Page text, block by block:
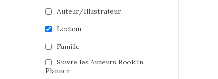
Auteur/Illustrateur
Lecteur
Famille
Suivre les Auteurs Book'In
Planner